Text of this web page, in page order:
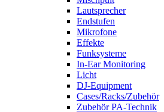
Lautsprecher
Endstufen
Mikrofone
Effekte
Funksysteme
In-Ear Monitoring
Licht
DJ-Equipment
Cases/Racks/Zubehör
Zubehör PA-Technik